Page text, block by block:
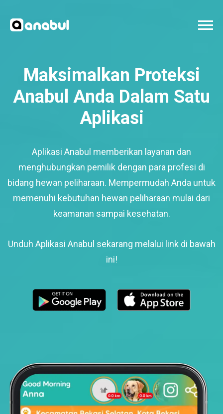
Maksimalkan Proteksi
Anabul Anda Dalam Satu
Aplikasi
Aplikasi Anabul memberikan layanan dan
menghubungkan pemilik dengan para profesi di
bidang hewan peliharaan. Mempermudah Anda untuk
memenuhi kebutuhan hewan peliharaan mulai dari
keamanan sampai kesehatan.
Unduh Aplikasi Anabul sekarang melalui link di bawah
ini!